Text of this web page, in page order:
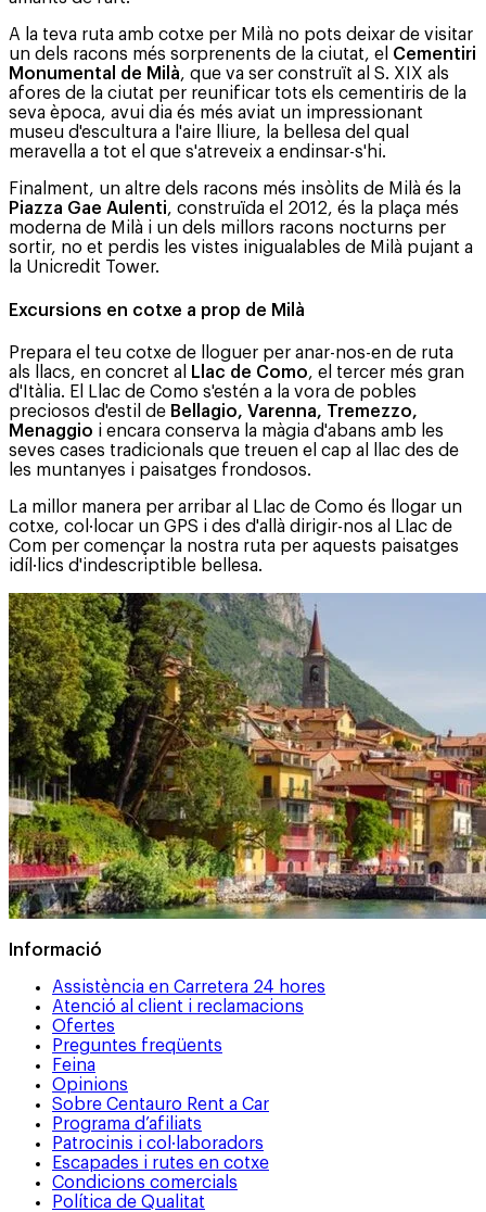
A la teva ruta amb cotxe per Milà no pots deixar de visitar
un dels racons més sorprenents de la ciutat, el Cementiri
Monumental de Milà, que va ser construït al S. XIX als
afores de la ciutat per reunificar tots els cementiris de la
seva època, avui dia és més aviat un impressionant
museu d'escultura a l'aire lliure, la bellesa del qual
meravella a tot el que s'atreveix a endinsar-s'hi.
Finalment, un altre dels racons més insòlits de Milà és la
Piazza Gae Aulenti, construïda el 2012, és la plaça més
moderna de Milà i un dels millors racons nocturns per
sortir, no et perdis les vistes inigualables de Milà pujant a
la Unicredit Tower.
Excursions en cotxe a prop de Milà
Prepara el teu cotxe de lloguer per anar-nos-en de ruta
als llacs, en concret al
Llac de Como, el tercer més gran
d'Itàlia. El Llac de Como s'estén a la vora de pobles
preciosos d'estil de Bellagio, Varenna, Tremezzo,
Menaggio i encara conserva la màgia d'abans amb les
seves cases tradicionals que treuen el cap al llac des de
les muntanyes i paisatges frondosos.
La millor manera per arribar al Llac de Como és llogar un
cotxe, col·locar un GPS i des d'allà dirigir-nos al Llac de
Com per començar la nostra ruta per aquests paisatges
idíl·lics d'indescriptible bellesa.
Informació
Assistència en Carretera 24 hores
Atenció al client i reclamacions
Ofertes
Preguntes freqüents
Feina
Opinions
Sobre Centauro Rent a Car
Programa d’afiliats
Patrocinis i col·laboradors
Escapades i rutes en cotxe
Condicions comercials
Política de Qualitat